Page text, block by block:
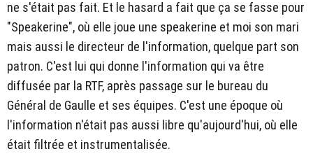
ne s'était pas fait. Et le hasard a fait que ça se fasse pour
"Speakerine", où elle joue une speakerine et moi son mari
mais aussi le directeur de l'information, quelque part son
patron. C'est lui qui donne l'information qui va être
diffusée par la RTF, après passage sur le bureau du
Général de Gaulle et ses équipes. C'est une époque où
l'information n'était pas aussi libre qu'aujourd'hui, où elle
était filtrée et instrumentalisée.